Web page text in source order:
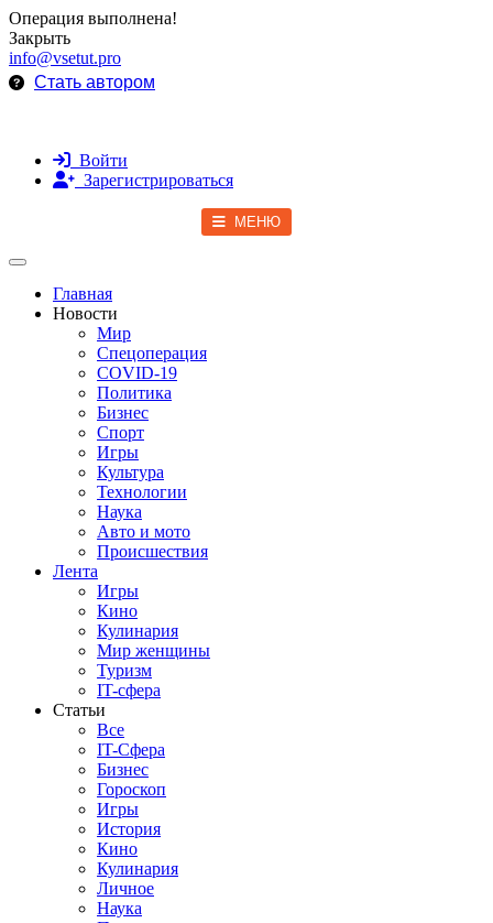
Операция выполнена!
Закрыть
info@vsetut.pro
Стать автором
Войти
Зарегистрироваться
МЕНЮ
Toggle navigation
Главная
Новости
Мир
Спецоперация
COVID-19
Политика
Бизнес
Спорт
Игры
Культура
Технологии
Наука
Авто и мото
Происшествия
Лента
Игры
Кино
Кулинария
Мир женщины
Туризм
IT-сфера
Статьи
Все
IT-Сфера
Бизнес
Гороскоп
Игры
История
Кино
Кулинария
Личное
Наука